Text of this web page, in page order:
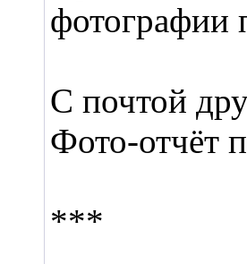
фотографии
С почтой
Фото-отчёт
***